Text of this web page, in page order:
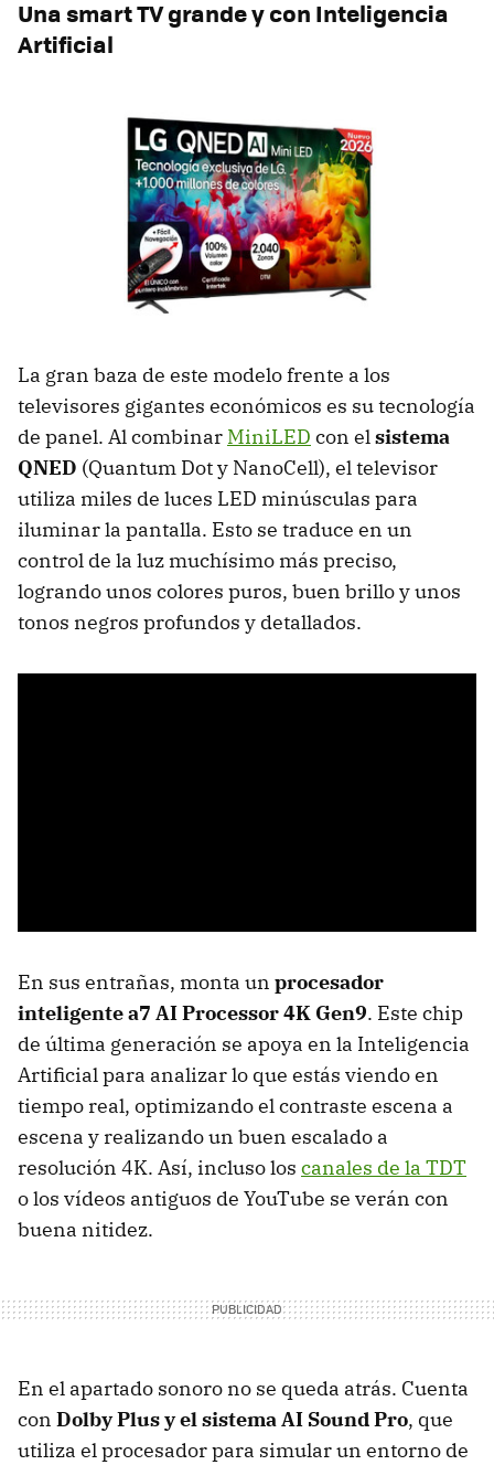
Una smart TV grande y con Inteligencia
Artificial
La gran baza de este modelo frente a los
televisores gigantes económicos es su tecnología
de panel. Al combinar MiniLED con elsistema
QNED (Quantum Dot y NanoCell), el televisor
utiliza miles de luces LED minúsculas para
iluminar la pantalla. Esto se traduce en un
control de la luz muchísimo más preciso,
logrando unos colores puros, buen brillo y unos
tonos negros profundos y detallados.
En sus entrañas, monta un procesador
inteligente a7 AI Processor 4K Gen9. Este chip
de última generación se apoya en la Inteligencia
Artificial para analizar lo que estás viendo en
tiempo real, optimizando el contraste escena a
escena y realizando un buen escalado a
resolución 4K. Así, incluso los canales de la TDT
o los vídeos antiguos de YouTube se verán con
buena nitidez.
En el apartado sonoro no se queda atrás. Cuenta
con Dolby Plus y el sistema AI Sound Pro, que
utiliza el procesador para simular un entorno de